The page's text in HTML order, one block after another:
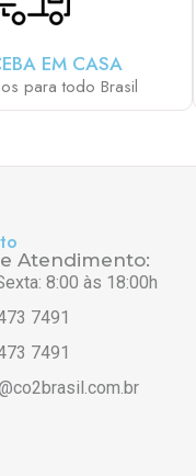
EM CASA
para todo Brasil
Atendimento:
8:00 às 18:00h
7491
7491